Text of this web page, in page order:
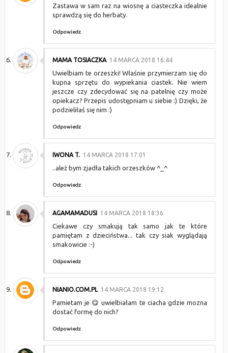
Zastawa w sam raz na wiosnę a ciasteczka idealnie
sprawdzą się do herbaty.
Odpowiedz
MAMA TOSIACZKA 14 MARCA 2018 16:44
Uwielbiam te orzeszki! Właśnie przymierzam się do
kupna sprzętu do wypiekania ciastek. Nie wiem
jeszcze czy zdecydować się na patelnię czy może
opiekacz? Przepis udostępniam u siebie :) Dzięki, że
podzieliłaś się nim :)
Odpowiedz
IWONA T. 14 MARCA 2018 17:01
..ależ bym zjadła takich orzeszków ^_^
Odpowiedz
AGAMAMADUSI 14 MARCA 2018 18:36
Ciekawe czy smakują tak samo jak te które
pamiętam z dzieciństwa... tak czy siak wyglądają
smakowicie :-)
Odpowiedz
NIANIO.COM.PL 14 MARCA 2018 19:12
Pamietam je 😋 uwielbiałam te ciacha gdzie mozna
dostać formę do nich?
Odpowiedz